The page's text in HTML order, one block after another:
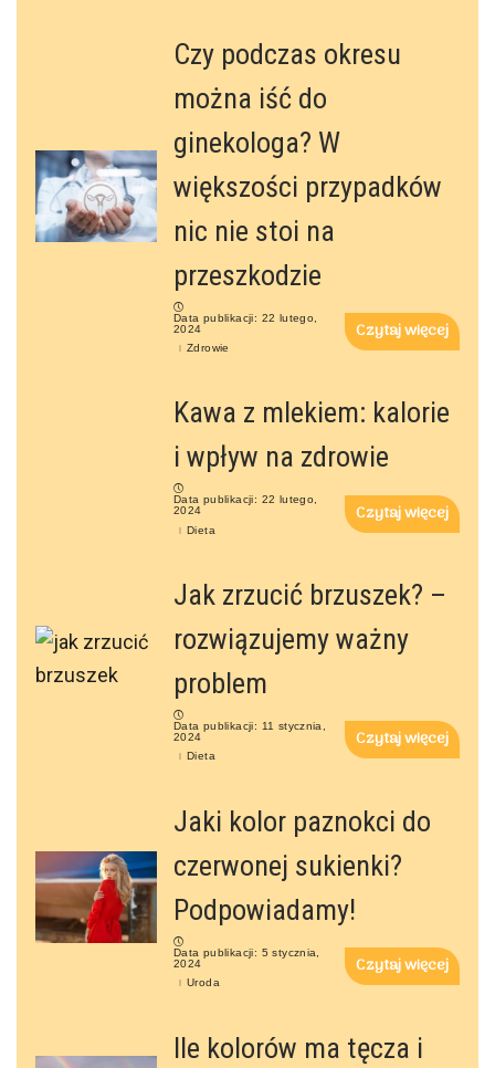
Czy podczas okresu
można iść do
ginekologa? W
większości przypadków
nic nie stoi na
przeszkodzie
Data publikacji: 22 lutego,
2024
Zdrowie
Czytaj więcej
Kawa z mlekiem: kalorie
i wpływ na zdrowie
Data publikacji: 22 lutego,
2024
Dieta
Czytaj więcej
Jak zrzucić brzuszek? –
rozwiązujemy ważny
problem
Data publikacji: 11 stycznia,
2024
Dieta
Czytaj więcej
Jaki kolor paznokci do
czerwonej sukienki?
Podpowiadamy!
Data publikacji: 5 stycznia,
2024
Uroda
Czytaj więcej
Ile kolorów ma tęcza i